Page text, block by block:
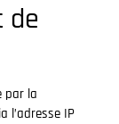
de
par la
l’adresse IP